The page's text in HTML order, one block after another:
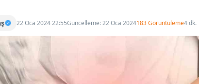
22 Oca 2024 22:55Güncelleme: 22 Oca 2024183 Görüntüleme4 dk.